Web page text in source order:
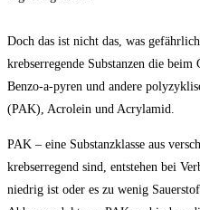
Doch das ist nicht das, was
krebserregende Substanzen die
Benzo-a-pyren und andere
(PAK), Acrolein und Acrylamid.
PAK – eine Substanzklasse aus
krebserregend sind, entstehen bei
niedrig ist oder es zu wenig